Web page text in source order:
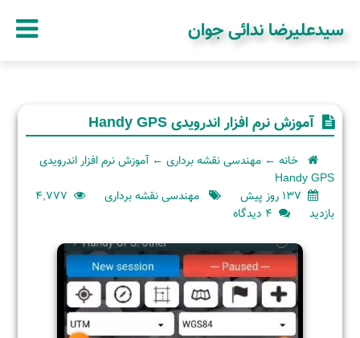
سیدعلیرضا ندائی جوان
آموزش نرم افزار اندرویدی Handy GPS
خانه ← مهندسی نقشه برداری ← آموزش نرم افزار اندرویدی
Handy GPS
137 روز پیش
مهندسی نقشه برداری
4,777
بازدید
4 دیدگاه
برای
نرم
افزار
اندرویدی
Handy
GPS